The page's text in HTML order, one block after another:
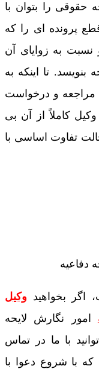
را بتوان با
پرونده ای را که
نسبت به زوایای آن
بنویسد. تا اینکه به
مراجعه و درخواست
کاملاً از آن بی
تفاوت اساسی با
دفاعیه
اگر بخواهید وکیل
امور نگارش لایحه
با ما در تماس
با شروع دعوا با